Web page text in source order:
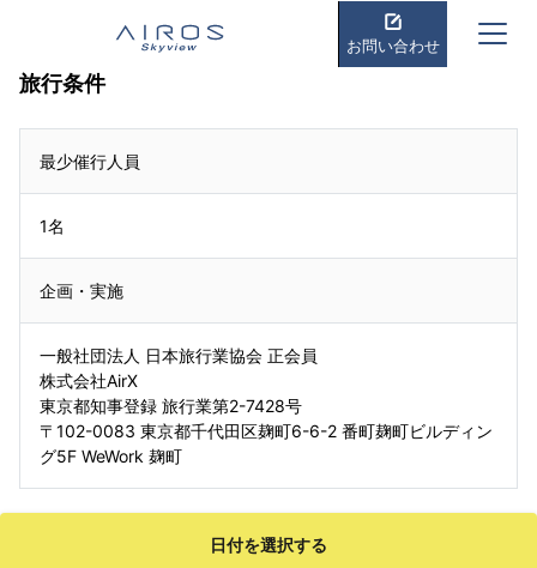
お問い合わせ
旅行条件
最少催行人員
1名
企画・実施
一般社団法人 日本旅行業協会 正会員
株式会社AirX
東京都知事登録 旅行業第2-7428号
〒102-0083 東京都千代田区麹町6-6-2 番町麹町ビルディン
グ5F WeWork 麹町
日付を選択する